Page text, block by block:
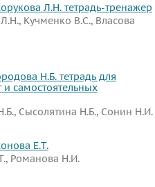
Л.Н. тетрадь-тренажер
Кучменко В.С., Власова
Н.Б. тетрадь для
самостоятельных
Сысолятина Н.Б., Сонин Н.И.
Е.Т.
Романова Н.И.